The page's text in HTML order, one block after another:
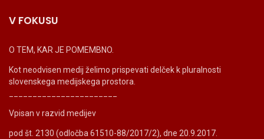
V FOKUSU
O TEM, KAR JE POMEMBNO.
Kot neodvisen medij želimo prispevati delček k pluralnosti
slovenskega medijskega prostora.
Vpisan v razvid medijev
pod št. 2130 (odločba 61510-88/2017/2), dne 20.9.2017.